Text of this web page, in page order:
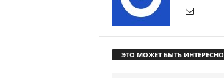
ЭТО МОЖЕТ БЫТЬ ИНТЕРЕСНО